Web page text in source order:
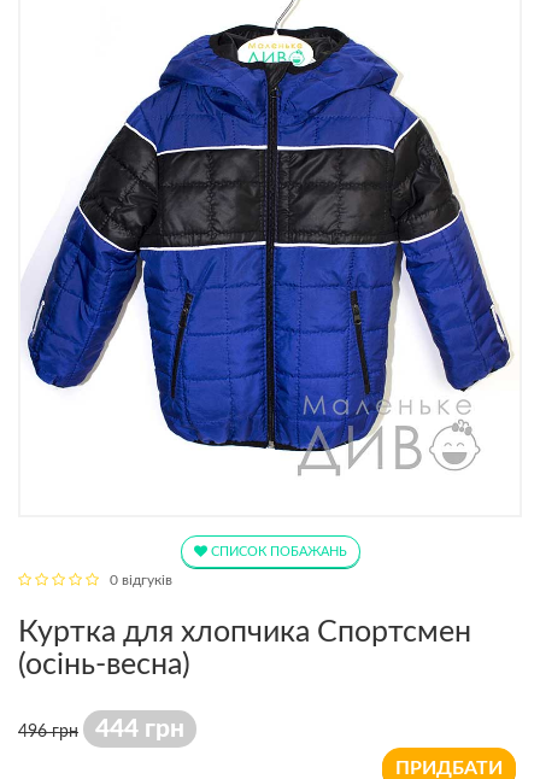
СПИСОК ПОБАЖАНЬ
0 відгуків
Куртка для хлопчика Спортсмен
(осінь-весна)
496 грн 444 грн
ПРИДБАТИ